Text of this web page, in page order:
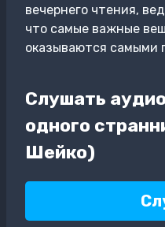
вечернего чтения,
что самые важные
оказываются самыми
Слушать
одного
Шейко)